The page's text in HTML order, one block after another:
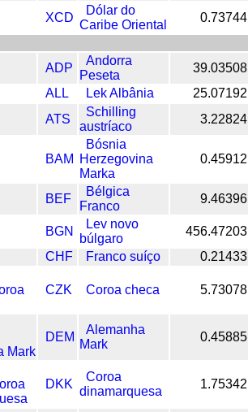
XCD
Dólar do
Caribe Oriental
0.73744
ADP
Andorra
Peseta
39.03508
ALL
Lek Albânia 25.07192
ATS
Schilling
austríaco
3.22824
BAM
Bósnia
Herzegovina
Marka
0.45912
BEF
Bélgica
Franco
9.46396
BGN
Lev novo
búlgaro
456.47203
CHF
Franco suíço 0.21433
CZK Coroa checa 5.73078
DEM
Alemanha
Mark
0.45885
DKK
Coroa
dinamarquesa
1.75342